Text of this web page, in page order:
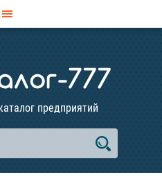
предприятий